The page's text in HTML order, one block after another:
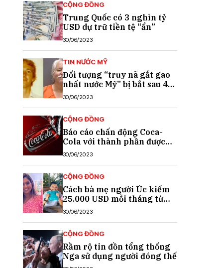
CỘNG ĐỒNG
Trung Quốc có 3 nghìn tỷ
USD dự trữ tiền tệ “ẩn”
30/06/2023
TIN NƯỚC MỸ
Đối tượng “truy nã gắt gao
nhất nước Mỹ” bị bắt sau 40
năm trốn chạy
30/06/2023
CỘNG ĐỒNG
Báo cáo chấn động Coca-
Cola với thành phần được
cho là chất gây ung thư
30/06/2023
CỘNG ĐỒNG
Cách bà mẹ người Úc kiếm
25.000 USD mỗi tháng từ
TikTok
30/06/2023
CỘNG ĐỒNG
Rầm rộ tin đồn tổng thống
Nga sử dụng người đóng thế